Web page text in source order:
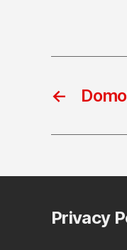
←
Privacy